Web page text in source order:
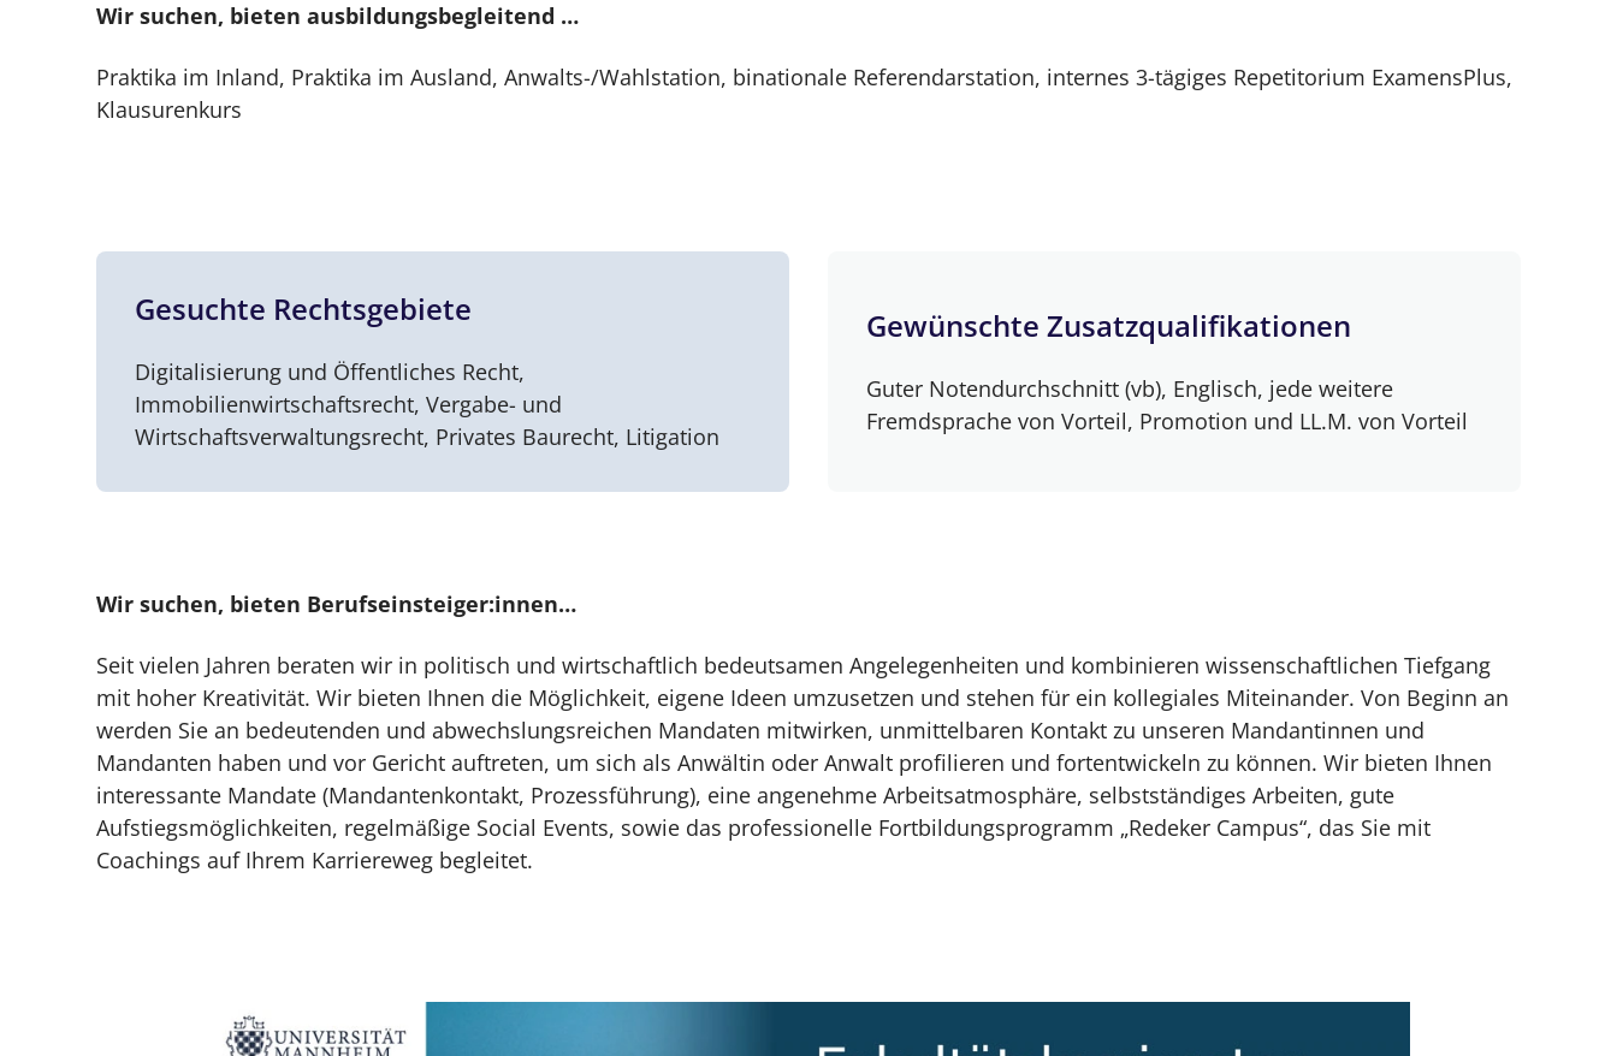
Wir suchen, bieten ausbildungsbegleitend …
Praktika im Inland, Praktika im Ausland, Anwalts-/Wahlstation, binationale Referendarstation, internes 3-tägiges Repetitorium ExamensPlus,
Klausurenkurs
Gesuchte Rechtsgebiete
Digitalisierung und Öffentliches Recht,
Immobilienwirtschaftsrecht, Vergabe- und
Wirtschaftsverwaltungsrecht, Privates Baurecht, Litigation
Gewünschte Zusatzqualifikationen
Guter Notendurchschnitt (vb), Englisch, jede weitere
Fremdsprache von Vorteil, Promotion und LL.M. von Vorteil
Wir suchen, bieten Berufseinsteiger:innen…
Seit vielen Jahren beraten wir in politisch und wirtschaftlich bedeutsamen Angelegenheiten und kombinieren wissenschaftlichen Tiefgang
mit hoher Kreativität. Wir bieten Ihnen die Möglichkeit, eigene Ideen umzusetzen und stehen für ein kollegiales Miteinander. Von Beginn an
werden Sie an bedeutenden und abwechslungsreichen Mandaten mitwirken, unmittelbaren Kontakt zu unseren Mandantinnen und
Mandanten haben und vor Gericht auftreten, um sich als Anwältin oder Anwalt profilieren und fortentwickeln zu können. Wir bieten Ihnen
interessante Mandate (Mandantenkontakt, Prozessführung), eine angenehme Arbeitsatmosphäre, selbstständiges Arbeiten, gute
Aufstiegsmöglichkeiten, regelmäßige Social Events, sowie das professionelle Fortbildungsprogramm „Redeker Campus“, das Sie mit
Coachings auf Ihrem Karriereweg begleitet.